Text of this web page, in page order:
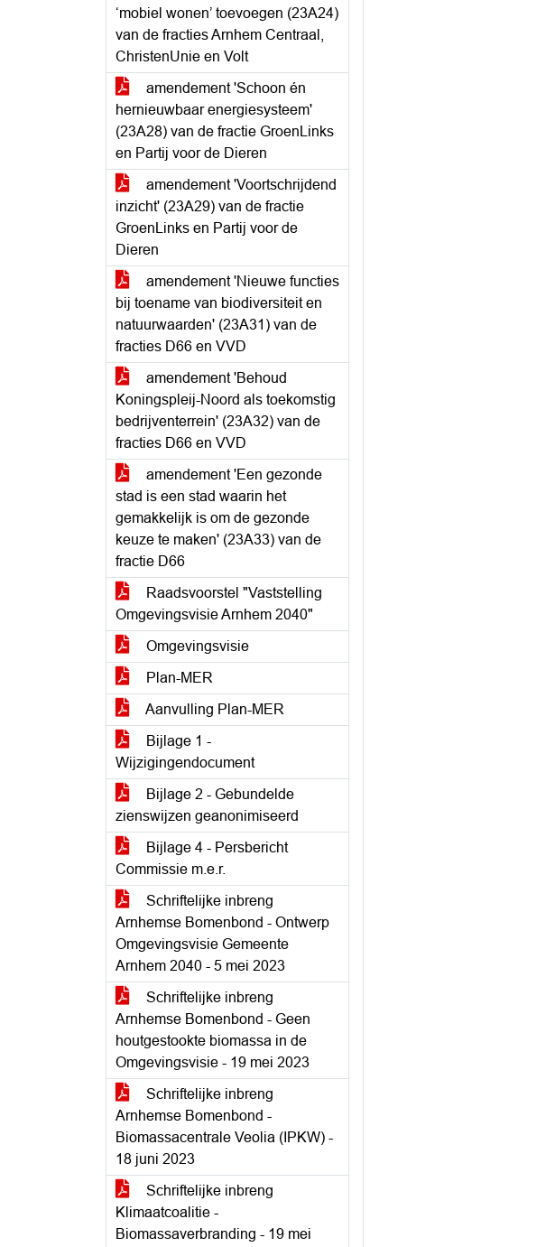
‘mobiel wonen’ toevoegen (23A24)
van de fracties Arnhem Centraal,
ChristenUnie en Volt
amendement 'Schoon én
hernieuwbaar energiesysteem'
(23A28) van de fractie GroenLinks
en Partij voor de Dieren
amendement 'Voortschrijdend
inzicht' (23A29) van de fractie
GroenLinks en Partij voor de
Dieren
amendement 'Nieuwe functies
bij toename van biodiversiteit en
natuurwaarden' (23A31) van de
fracties D66 en VVD
amendement 'Behoud
Koningspleij-Noord als toekomstig
bedrijventerrein' (23A32) van de
fracties D66 en VVD
amendement 'Een gezonde
stad is een stad waarin het
gemakkelijk is om de gezonde
keuze te maken' (23A33) van de
fractie D66
Raadsvoorstel "Vaststelling
Omgevingsvisie Arnhem 2040"
Omgevingsvisie
Plan-MER
Aanvulling Plan-MER
Bijlage 1 -
Wijzigingendocument
Bijlage 2 - Gebundelde
zienswijzen geanonimiseerd
Bijlage 4 - Persbericht
Commissie m.e.r.
Schriftelijke inbreng
Arnhemse Bomenbond - Ontwerp
Omgevingsvisie Gemeente
Arnhem 2040 - 5 mei 2023
Schriftelijke inbreng
Arnhemse Bomenbond - Geen
houtgestookte biomassa in de
Omgevingsvisie - 19 mei 2023
Schriftelijke inbreng
Arnhemse Bomenbond -
Biomassacentrale Veolia (IPKW) -
18 juni 2023
Schriftelijke inbreng
Klimaatcoalitie -
Biomassaverbranding - 19 mei